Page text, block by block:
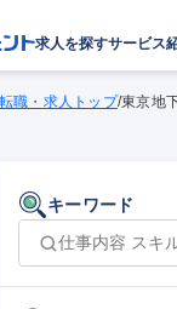
求人を探すサービス
転職・求人トップ/東京地
キーワード